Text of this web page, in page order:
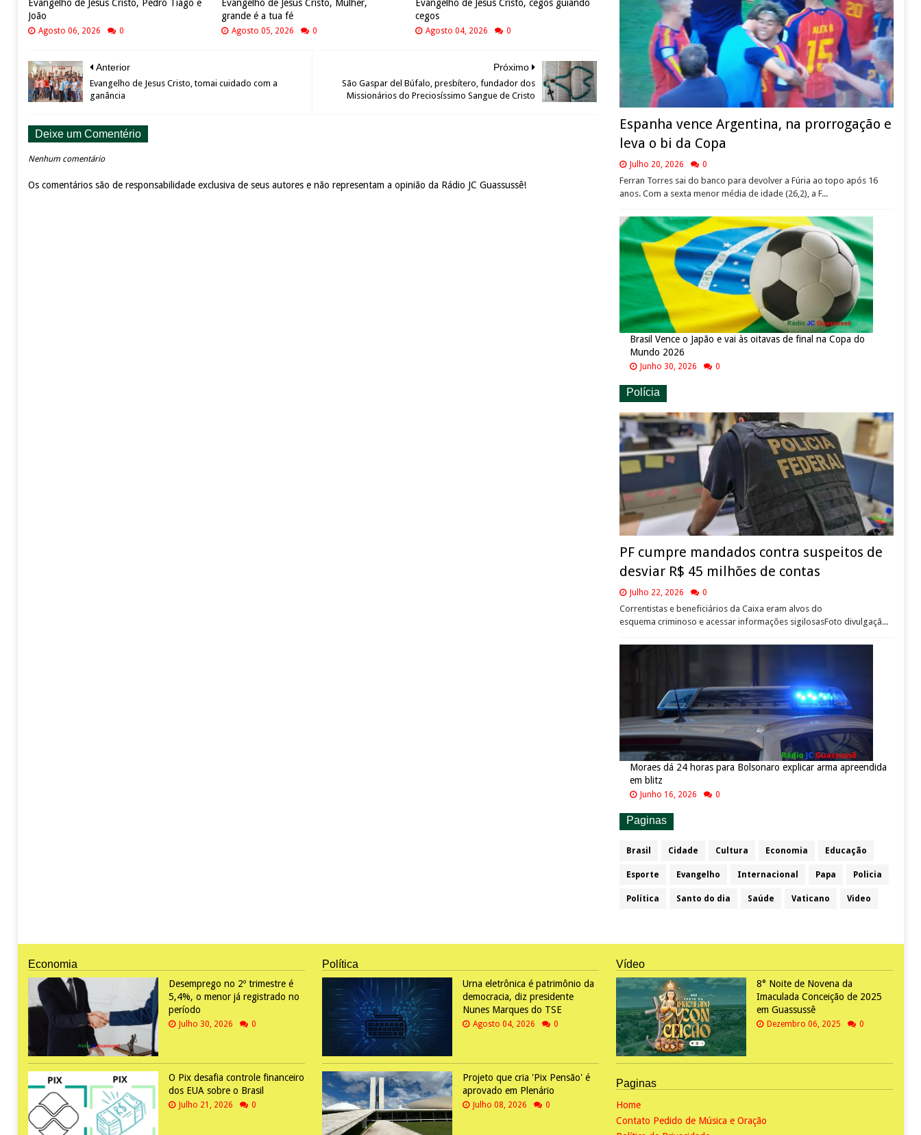
Evangelho de Jesus Cristo, Pedro Tiago e
João
Agosto 06, 2026 0
Evangelho de Jesus Cristo, Mulher,
grande é a tua fé
Agosto 05, 2026 0
Evangelho de Jesus Cristo, cegos guiando
cegos
Agosto 04, 2026 0
Próximo
São Gaspar del Búfalo, presbítero, fundador dos
Missionários do Preciosíssimo Sangue de Cristo
Anterior
Evangelho de Jesus Cristo, tomai cuidado com a
ganância
Deixe um Comentério
Nenhum comentário
Os comentários são de responsabilidade exclusiva de seus autores e não representam a opinião da Rádio JC Guassussê!
Espanha vence Argentina, na prorrogação e
leva o bi da Copa
Julho 20, 2026 0
Ferran Torres sai do banco para devolver a Fúria ao topo após 16
anos. Com a sexta menor média de idade (26,2), a F...
Brasil Vence o Japão e vai às oitavas de final na Copa do
Mundo 2026
Junho 30, 2026 0
Polícia
PF cumpre mandados contra suspeitos de
desviar R$ 45 milhões de contas
Julho 22, 2026 0
Correntistas e beneficiários da Caixa eram alvos do
esquema criminoso e acessar informações sigilosasFoto divulgaçã...
Moraes dá 24 horas para Bolsonaro explicar arma apreendida
em blitz
Junho 16, 2026 0
Paginas
Brasil Cidade Cultura Economia Educação
Esporte Evangelho Internacional Papa Policia
Política Santo do dia Saúde Vaticano Video
Economia
Desemprego no 2º trimestre é
5,4%, o menor já registrado no
período
Julho 30, 2026 0
O Pix desafia controle financeiro
dos EUA sobre o Brasil
Julho 21, 2026 0
Política
Urna eletrônica é patrimônio da
democracia, diz presidente
Nunes Marques do TSE
Agosto 04, 2026 0
Projeto que cria 'Pix Pensão' é
aprovado em Plenário
Julho 08, 2026 0
Vídeo
8° Noite de Novena da
Imaculada Conceição de 2025
em Guassussê
Dezembro 06, 2025 0
Paginas
Home
Contato Pedido de Música e Oração